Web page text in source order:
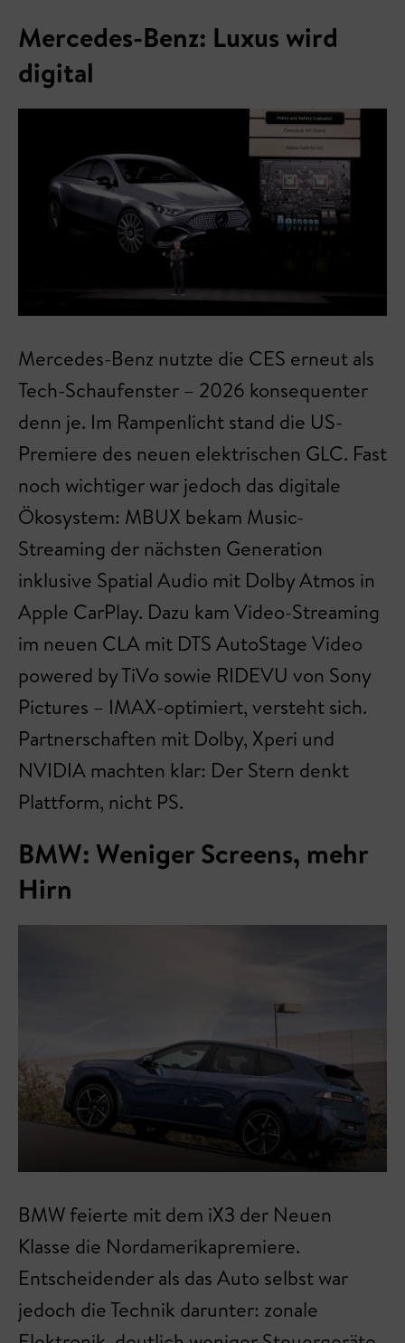
Mercedes-Benz: Luxus wird
digital
Mercedes-Benz nutzte die CES erneut als
Tech-Schaufenster – 2026 konsequenter
denn je. Im Rampenlicht stand die US-
Premiere des neuen elektrischen GLC. Fast
noch wichtiger war jedoch das digitale
Ökosystem: MBUX bekam Music-
Streaming der nächsten Generation
inklusive Spatial Audio mit Dolby Atmos in
Apple CarPlay. Dazu kam Video-Streaming
im neuen CLA mit DTS AutoStage Video
powered by TiVo sowie RIDEVU von Sony
Pictures – IMAX-optimiert, versteht sich.
Partnerschaften mit Dolby, Xperi und
NVIDIA machten klar: Der Stern denkt
Plattform, nicht PS.
BMW: Weniger Screens, mehr
Hirn
BMW feierte mit dem iX3 der Neuen
Klasse die Nordamerikapremiere.
Entscheidender als das Auto selbst war
jedoch die Technik darunter: zonale